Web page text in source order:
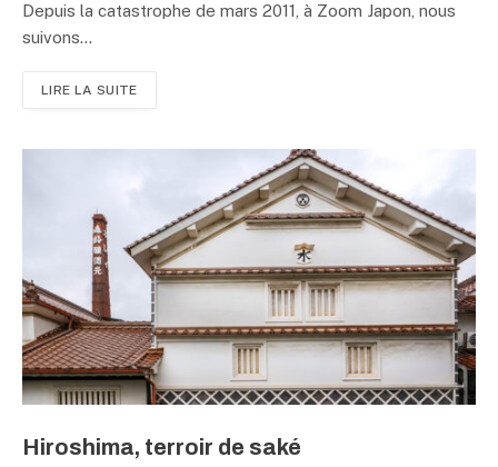
Depuis la catastrophe de mars 2011, à Zoom Japon, nous
suivons…
LIRE LA SUITE
Hiroshima, terroir de saké